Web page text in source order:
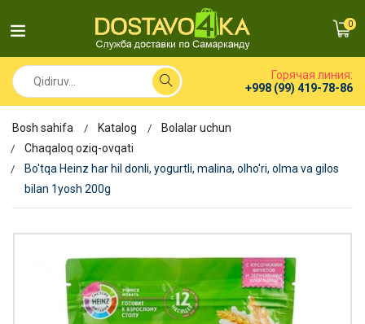
0
Горячая линия:
+998 (99) 419-78-86
Bosh sahifa Katalog
Bolalar uchun
Chaqaloq oziq-ovqati
Bo'tqa Heinz har hil donli, yogurtli, malina, olho'ri, olma va gilos
bilan 1yosh 200g